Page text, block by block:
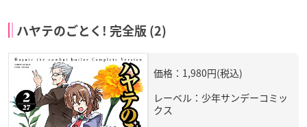
ハヤテのごとく! 完全版 (2)
価格：1,980円(税込)
レーベル：少年サンデーコミッ
クス